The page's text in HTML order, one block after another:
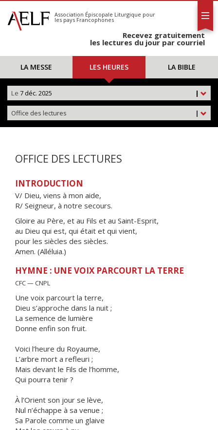
S'abonner
Calendrier
Association Épiscopale Liturgique pour
les pays Francophones
Recevez gratuitement
les lectures du jour par courriel
LA MESSE LES HEURES LA BIBLE
|
Le 7 déc. 2025
|
Office des lectures
OFFICE DES LECTURES
INTRODUCTION
V/ Dieu, viens à mon aide,
R/ Seigneur, à notre secours.
Gloire au Père, et au Fils et au Saint-Esprit,
au Dieu qui est, qui était et qui vient,
pour les siècles des siècles.
Amen. (Alléluia.)
HYMNE : UNE VOIX PARCOURT LA TERRE
CFC — CNPL
Une voix parcourt la terre,
Dieu s’approche dans la nuit ;
La semence de lumière
Donne enfin son fruit.
Voici l’heure du Royaume,
L’arbre mort a refleuri ;
Mais devant le Fils de l’homme,
Qui pourra tenir ?
À l’Orient son jour se lève,
Nul n’échappe à sa venue ;
Sa Parole comme un glaive